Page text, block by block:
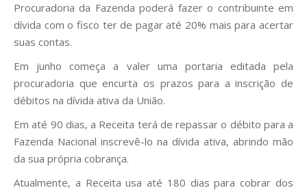
Procuradoria da Fazenda poderá fazer o contribuinte em
dívida com o fisco ter de pagar até 20% mais para acertar
suas contas.
Em junho começa a valer uma portaria editada pela
procuradoria que encurta os prazos para a inscrição de
débitos na dívida ativa da União.
Em até 90 dias, a Receita terá de repassar o débito para a
Fazenda Nacional inscrevê-lo na dívida ativa, abrindo mão
da sua própria cobrança.
Atualmente, a Receita usa até 180 dias para cobrar dos